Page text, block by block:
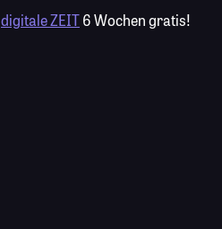
digitale ZEIT6 Wochen gratis!